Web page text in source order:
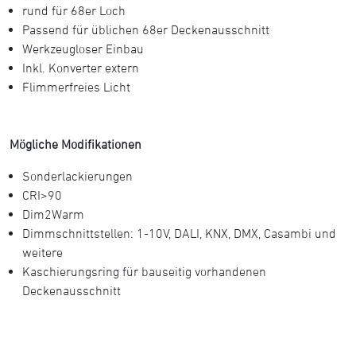
rund für 68er Loch
Passend für üblichen 68er Deckenausschnitt
Werkzeugloser Einbau
Inkl. Konverter extern
Flimmerfreies Licht
Mögliche Modifikationen
Sonderlackierungen
CRI>90
Dim2Warm
Dimmschnittstellen: 1-10V, DALI, KNX, DMX, Casambi und
weitere
Kaschierungsring für bauseitig vorhandenen
Deckenausschnitt